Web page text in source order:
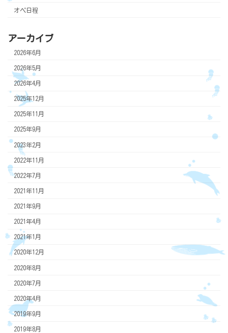
オペ日程
アーカイブ
2026年6月
2026年5月
2026年4月
2025年12月
2025年11月
2025年9月
2023年2月
2022年11月
2022年7月
2021年11月
2021年9月
2021年4月
2021年1月
2020年12月
2020年8月
2020年7月
2020年4月
2019年9月
2019年8月